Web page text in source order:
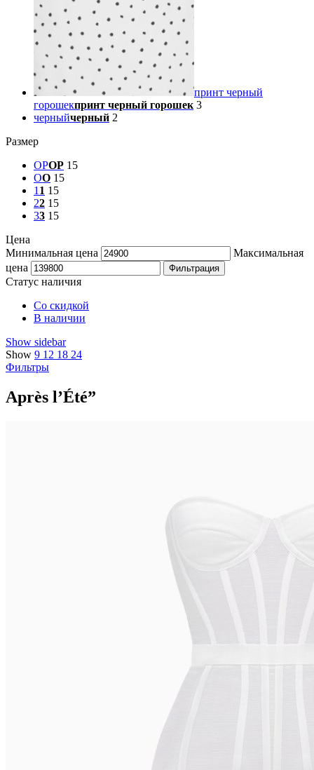
принт черный
горошекпринт черный горошек 3
черныйчерный 2
Размер
OPOP 15
OO 15
1 1 15
22 15
33 15
Цена
Минимальная цена
Максимальная
цена
Фильтрация
Статус наличия
Со скидкой
В наличии
Show sidebar
Show 9 12 18 24
Фильтры
Après l’Été”